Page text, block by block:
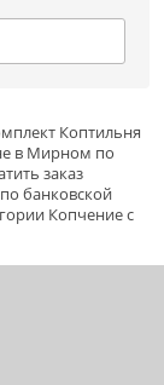
Коптильня
в Мирном по
заказ
банковской
Копчениес